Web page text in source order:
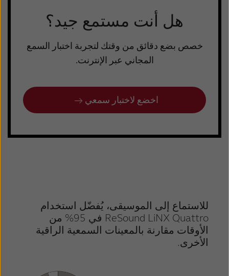
هل أنت مستمع جيد؟
خصص بضع دقائق من وقتك لتجربة اختبار السمع
المجاني عبر الإنترنت.
اخضع لاختبار سمعي
للاستماع إلى الموسيقى، يُفضّل استخدام
ReSound LiNX Quattro في 95% من
الأوقات مقارنة بالمعينات السمعية الراقية
الأخرى.